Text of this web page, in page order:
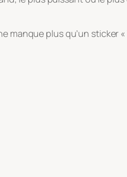
manque plus qu’un sticker «